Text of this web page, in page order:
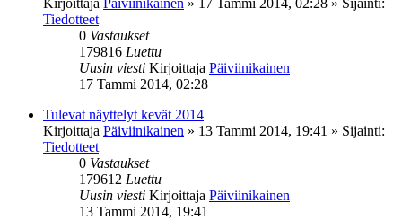
Tiedotteet
0 Vastaukset
179816 Luettu
Uusin viesti Kirjoittaja Päiviinikainen
17 Tammi 2014, 02:28
Tulevat näyttelyt kevät 2014
Kirjoittaja Päiviinikainen » 13 Tammi 2014, 19:41 » Sijainti:
Tiedotteet
0 Vastaukset
179612 Luettu
Uusin viesti Kirjoittaja Päiviinikainen
13 Tammi 2014, 19:41